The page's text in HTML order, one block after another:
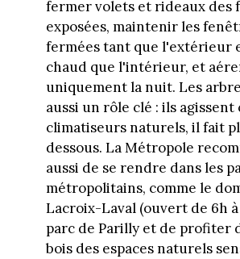
fermer volets et rideaux des
exposées, maintenir les
fermées tant que l'extérieur
chaud que l'intérieur, et
uniquement la nuit. Les
aussi un rôle clé : ils agissent
climatiseurs naturels, il fait
dessous. La Métropole
aussi de se rendre dans les
métropolitains, comme le
Lacroix-Laval (ouvert de 6h à
parc de Parilly et de profiter
bois des espaces naturels